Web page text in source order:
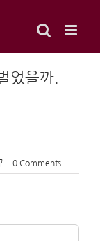
었을까.
0 Comments